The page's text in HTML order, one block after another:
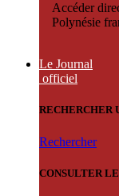
Accéder
Polynésie
Le Journal
officiel
RECHERCHER
Rechercher
CONSULTER